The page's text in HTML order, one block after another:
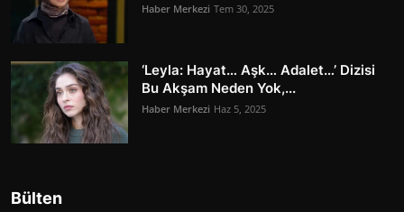
Haber Merkezi Tem 30, 2025
‘Leyla: Hayat… Aşk… Adalet…’ Dizisi
Bu Akşam Neden Yok,...
Haber Merkezi Haz 5, 2025
Bülten